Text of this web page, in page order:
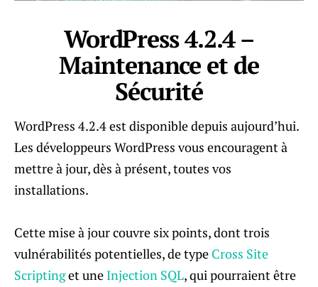
WordPress 4.2.4 –
Maintenance et de
Sécurité
WordPress 4.2.4 est disponible depuis aujourd’hui.
Les développeurs WordPress vous encouragent à
mettre à jour, dès à présent, toutes vos
installations.
Cette mise à jour couvre six points, dont trois
vulnérabilités potentielles, de type Cross Site
Scriptinget une Injection SQL, qui pourraient être